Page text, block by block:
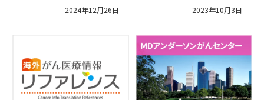
2024年12月26日 2023年10月3日